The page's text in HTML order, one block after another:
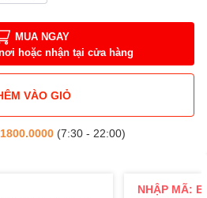
MUA NGAY
hoặc nhận tại cửa hàng
VÀO GIỎ
1800.0000(7:30 - 22:00)
NHẬP MÃ: